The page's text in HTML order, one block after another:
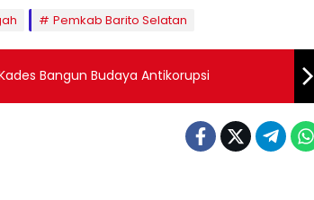
Pemkab Barito Selatan
Bangun Budaya Antikorupsi‎